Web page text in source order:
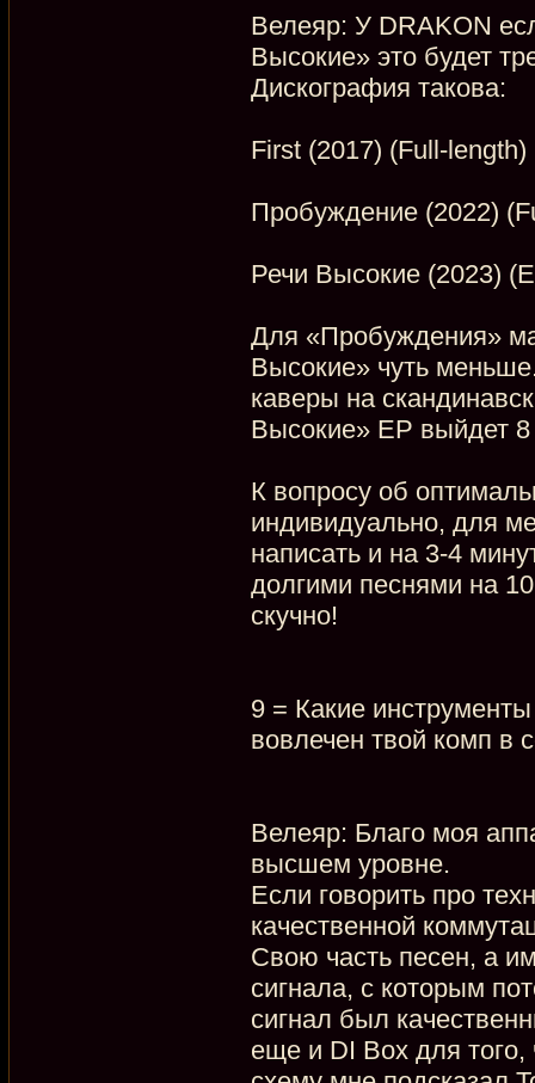
Велеяр: У DRAKON
Высокие» это будет
Дискография такова:
First (2017) (Full-length)
Пробуждение (2022)
Речи Высокие (2023)
Для «Пробуждения»
Высокие» чуть
каверы на
Высокие» EP выйдет
К вопросу об
индивидуально, для
написать и на 3-4
долгими песнями на
скучно!
9 = Какие
вовлечен твой комп в
Велеяр: Благо моя
высшем уровне.
Если говорить про
качественной
Свою часть песен, а
сигнала, с которым
сигнал был
еще и DI Box для